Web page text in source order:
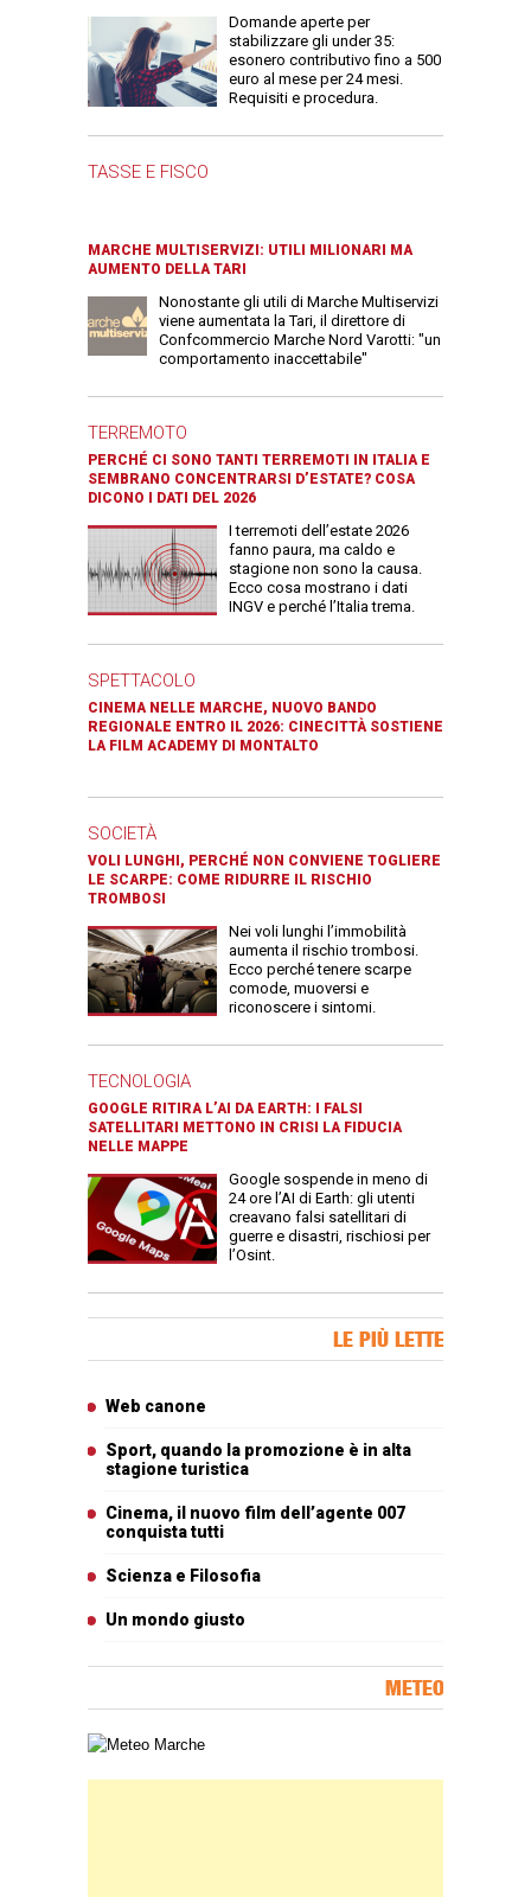
Domande aperte per
stabilizzare gli under 35:
esonero contributivo fino a 500
euro al mese per 24 mesi.
Requisiti e procedura.
TASSE E FISCO
MARCHE MULTISERVIZI: UTILI MILIONARI MA
AUMENTO DELLA TARI
Nonostante gli utili di Marche Multiservizi
viene aumentata la Tari, il direttore di
Confcommercio Marche Nord Varotti: "un
comportamento inaccettabile"
TERREMOTO
PERCHÉ CI SONO TANTI TERREMOTI IN ITALIA E
SEMBRANO CONCENTRARSI D’ESTATE? COSA
DICONO I DATI DEL 2026
I terremoti dell’estate 2026
fanno paura, ma caldo e
stagione non sono la causa.
Ecco cosa mostrano i dati
INGV e perché l’Italia trema.
SPETTACOLO
CINEMA NELLE MARCHE, NUOVO BANDO
REGIONALE ENTRO IL 2026: CINECITTÀ SOSTIENE
LA FILM ACADEMY DI MONTALTO
SOCIETÀ
VOLI LUNGHI, PERCHÉ NON CONVIENE TOGLIERE
LE SCARPE: COME RIDURRE IL RISCHIO
TROMBOSI
Nei voli lunghi l’immobilità
aumenta il rischio trombosi.
Ecco perché tenere scarpe
comode, muoversi e
riconoscere i sintomi.
TECNOLOGIA
GOOGLE RITIRA L’AI DA EARTH: I FALSI
SATELLITARI METTONO IN CRISI LA FIDUCIA
NELLE MAPPE
Google sospende in meno di
24 ore l’AI di Earth: gli utenti
creavano falsi satellitari di
guerre e disastri, rischiosi per
l’Osint.
LE PIÙ LETTE
Web canone
Sport, quando la promozione è in alta
stagione turistica
Cinema, il nuovo film dell’agente 007
conquista tutti
Scienza e Filosofia
Un mondo giusto
METEO
Carta meteorologica delle Marche